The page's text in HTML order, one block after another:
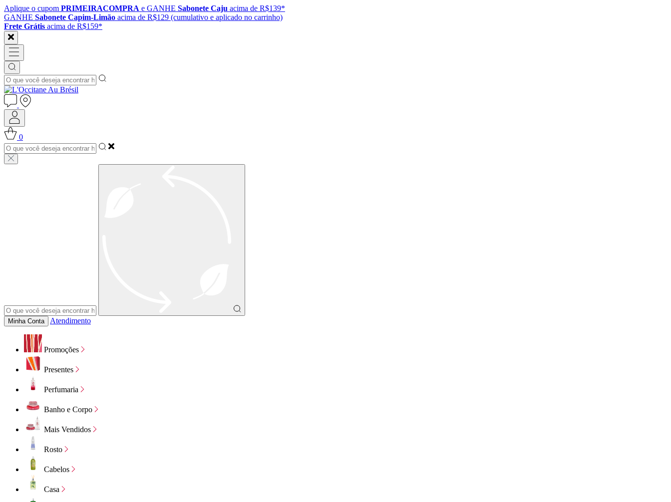
Aplique o cupom PRIMEIRACOMPRA e GANHE Sabonete Caju acima de R$139*
GANHE Sabonete Capim-Limão acima de R$129 (cumulativo e aplicado no carrinho)
Frete Grátis acima de R$159*
0
Minha Conta Atendimento
Promoções
Presentes
Perfumaria
Banho e Corpo
Mais Vendidos
Rosto
Cabelos
Casa